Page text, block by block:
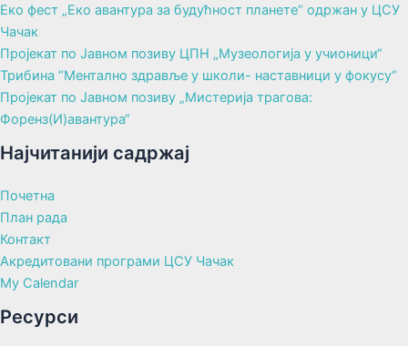
Еко фест „Еко авантура за будућност планете“ одржан у ЦСУ
Чачак
Пројекат по Јавном позиву ЦПН „Музеологија у учионици“
Трибина “Ментално здравље у школи- наставници у фокусу“
Пројекат по Јавном позиву „Мистерија трагова:
Форенз(И)авантура“
Најчитанији садржај
Почетна
План рада
Контакт
Акредитовани програми ЦСУ Чачак
My Calendar
Ресурси